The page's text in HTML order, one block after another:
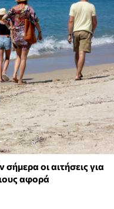
οι αιτήσεις για
αφορά